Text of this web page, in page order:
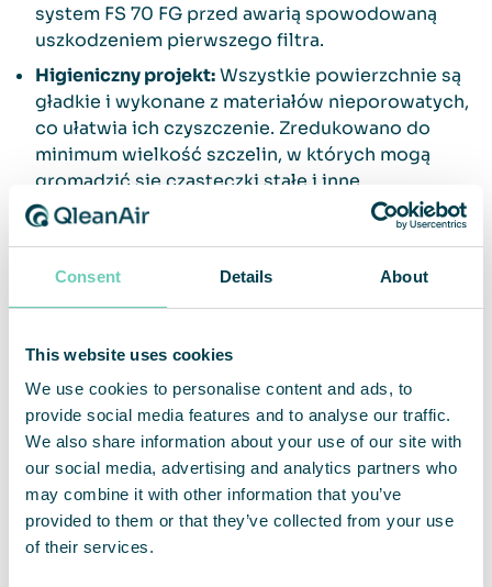
Consent Details About
This website uses cookies
We use cookies to personalise content and ads, to
provide social media features and to analyse our traffic.
We also share information about your use of our site with
our social media, advertising and analytics partners who
may combine it with other information that you’ve
provided to them or that they’ve collected from your use
of their services.
system FS 70 FG przed awarią spowodowaną
uszkodzeniem pierwszego filtra.
Higieniczny projekt:Wszystkie powierzchnie są
gładkie i wykonane z materiałów nieporowatych,
co ułatwia ich czyszczenie. Zredukowano do
minimum wielkość szczelin, w których mogą
gromadzić się cząsteczki stałe i inne
zanieczyszczenia.
Zaokrąglone bezszwowe krawędzie:Wszystkie
uszczelki, uszczelnienia i złącza są gładkie celem
i działanie detergentów.
Szczelna obudowa urządzenia:Urządzenie
posiada hermetyczną obudowę, zapobiegającą
przedostawaniu się do jego wnętrza cząsteczek
stałych, innych zanieczyszczeń i/lub szkodników.
Materiały odporne na korozję:Jednoramowa
obudowa wykonana z austenitycznej stali
nierdzewnej 316L / ISO 1.4404.